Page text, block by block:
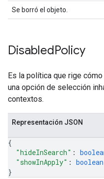
Se borró el objeto.
DisabledPolicy
Es la política que rige
una opción de selección
contextos.
Representación JSON
{
"hideInSearch" :
"showInApply" : boolean
}